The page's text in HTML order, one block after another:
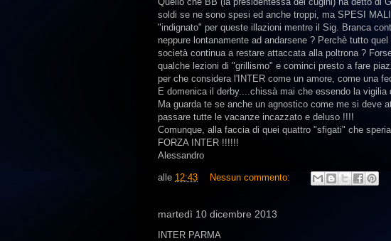
soldi se ne sono spesi ed anche troppi, ma SPESI
"indignato" per queste illazioni mentre il Sig. Branca
neppure lontanamente ad andarsene ? Perchè tutto
società continua a restare attaccata alla poltrona ?
qualche lezioni di "grillismo" e cominci presto a fare
per che considera l'INTER come un amore, come una
E domenica il derby....chissà mai che essendo la vigilia
Ma guarda te se anche un agnostico come me si deve
passare tutte le vacanze incazzato e deluso !!!!
Comunque, alla faccia di quei quattro "sfigati" che
FORZA INTER !!!!!!
Alessandro
alle 12:43 Nessun commento:
martedì 10 dicembre 2013
INTER PARMA